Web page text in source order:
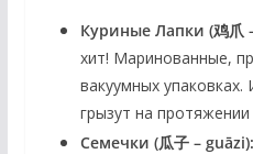
Куриные Лапки (鸡爪
хит! Маринованные,
вакуумных
грызут на протяжении
Семечки (瓜子 – guāzi):